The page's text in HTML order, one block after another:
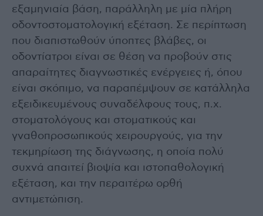
εξαμηνιαία βάση, παράλληλη με μία πλήρη
οδοντοστοματολογική εξέταση. Σε περίπτωση
που διαπιστωθούν ύποπτες βλάβες, οι
οδοντίατροι είναι σε θέση να προβούν στις
απαραίτητες διαγνωστικές ενέργειες ή, όπου
είναι σκόπιμο, να παραπέμψουν σε κατάλληλα
εξειδικευμένους συναδέλφους τους, π.χ.
στοματολόγους και στοματικούς και
γναθοπροσωπικούς χειρουργούς, για την
τεκμηρίωση της διάγνωσης, η οποία πολύ
συχνά απαιτεί βιοψία και ιστοπαθολογική
εξέταση, και την περαιτέρω ορθή
αντιμετώπιση.